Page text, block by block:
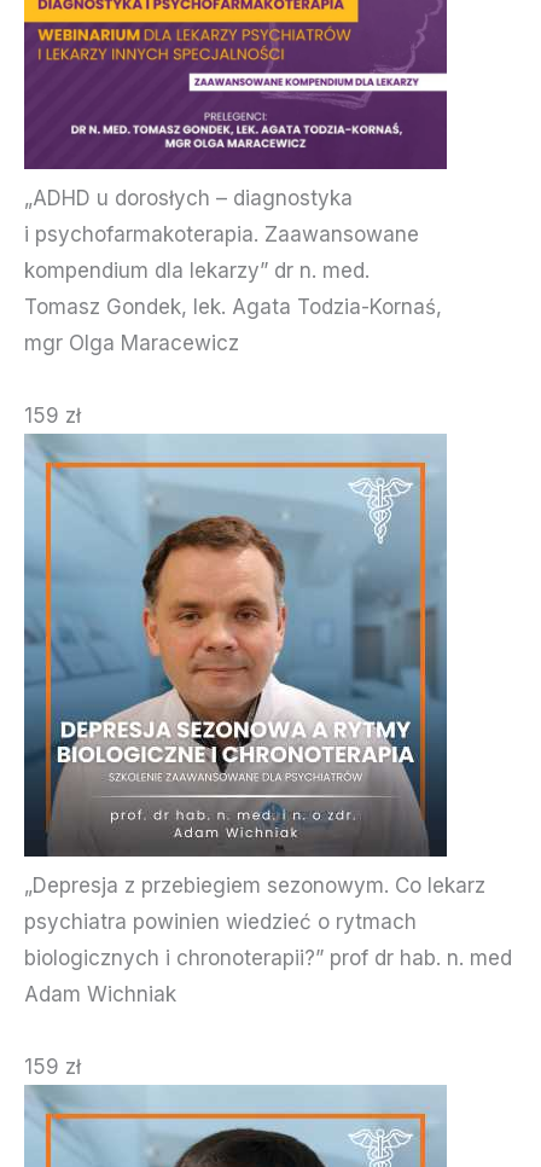
„ADHD u dorosłych – diagnostyka
i psychofarmakoterapia. Zaawansowane
kompendium dla lekarzy” dr n. med.
Tomasz Gondek, lek. Agata Todzia-Kornaś,
mgr Olga Maracewicz
159 zł
„Depresja z przebiegiem sezonowym. Co lekarz
psychiatra powinien wiedzieć o rytmach
biologicznych i chronoterapii?” prof dr hab. n. med
Adam Wichniak
159 zł